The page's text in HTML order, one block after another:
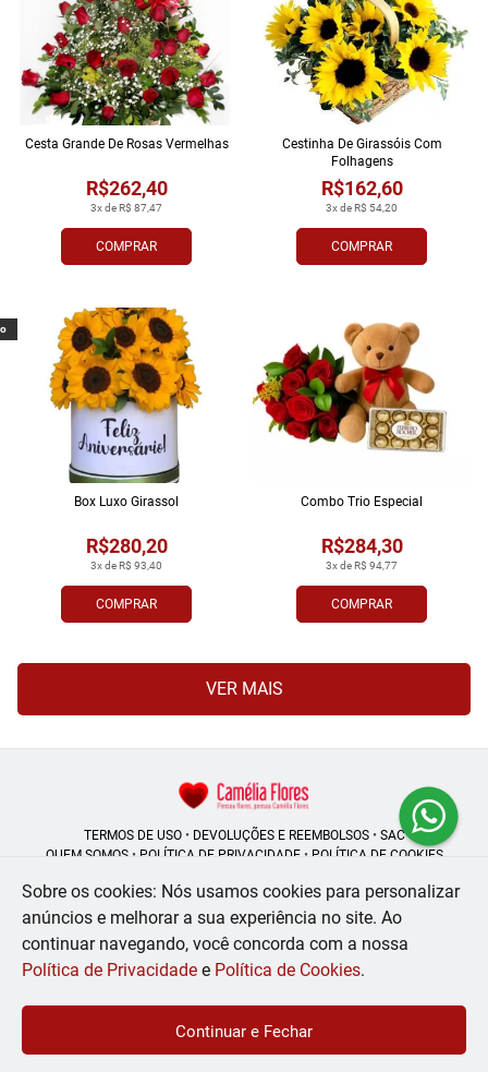
COMPRAR
3x de R$ 87,47
R$262,40
Cesta Grande De Rosas Vermelhas
COMPRAR
3x de R$ 54,20
R$162,60
Cestinha De Girassóis Com
Folhagens
COMPRAR
3x de R$ 93,40
R$280,20
Box Luxo Girassol
COMPRAR
3x de R$ 94,77
R$284,30
Combo Trio Especial
VER MAIS
TERMOS DE USO• DEVOLUÇÕES E REEMBOLSOS• SAC
QUEM SOMOS• POLÍTICA DE PRIVACIDADE• POLÍTICA DE COOKIES
Camélia Flores | CNPJ: 08.250.956/0001-53
Rua do Rosário - 164, Centro - Rio de Janeiro - RJ - 20041-002
© 2024-2026 - Todos os direitos reservados - Desenvolvido por
Sobre os cookies: Nós usamos cookies para personalizar
anúncios e melhorar a sua experiência no site. Ao
continuar navegando, você concorda com a nossa
Política de Privacidade e Política de Cookies.
Continuar e Fechar